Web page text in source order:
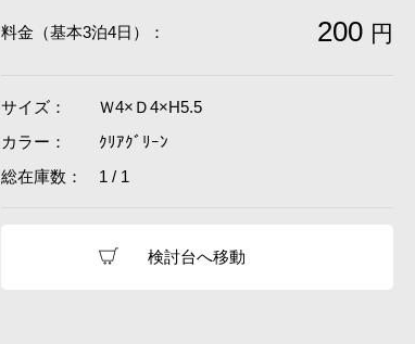
料金（基本3泊4日）： 200 円
サイズ：
Ｗ4×Ｄ4×H5.5
カラー：
ｸﾘｱｸﾞﾘｰﾝ
総在庫数：
1 / 1
検討台へ移動